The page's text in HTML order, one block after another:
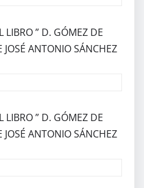
LIBRO ” D. GÓMEZ DE
JOSÉ ANTONIO SÁNCHEZ
LIBRO ” D. GÓMEZ DE
JOSÉ ANTONIO SÁNCHEZ